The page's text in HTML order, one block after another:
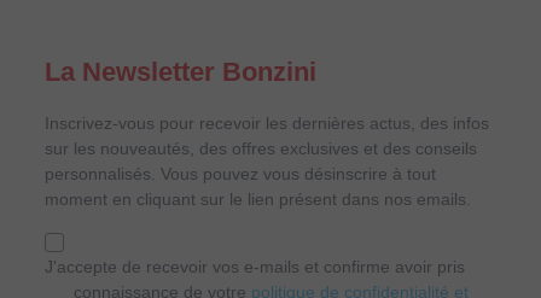
La Newsletter Bonzini
Inscrivez-vous pour recevoir les dernières actus, des infos
sur les nouveautés, des offres exclusives et des conseils
personnalisés. Vous pouvez vous désinscrire à tout
moment en cliquant sur le lien présent dans nos emails.
J'accepte de recevoir vos e-mails et confirme avoir pris
connaissance de votre politique de confidentialité et